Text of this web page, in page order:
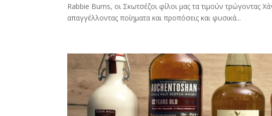
Rabbie Burns, oι Σκωτσέζοι φίλοι μας τα τιμούν τρώγοντας
απαγγέλλοντας ποίηματα και προπόσεις και φυσικά...